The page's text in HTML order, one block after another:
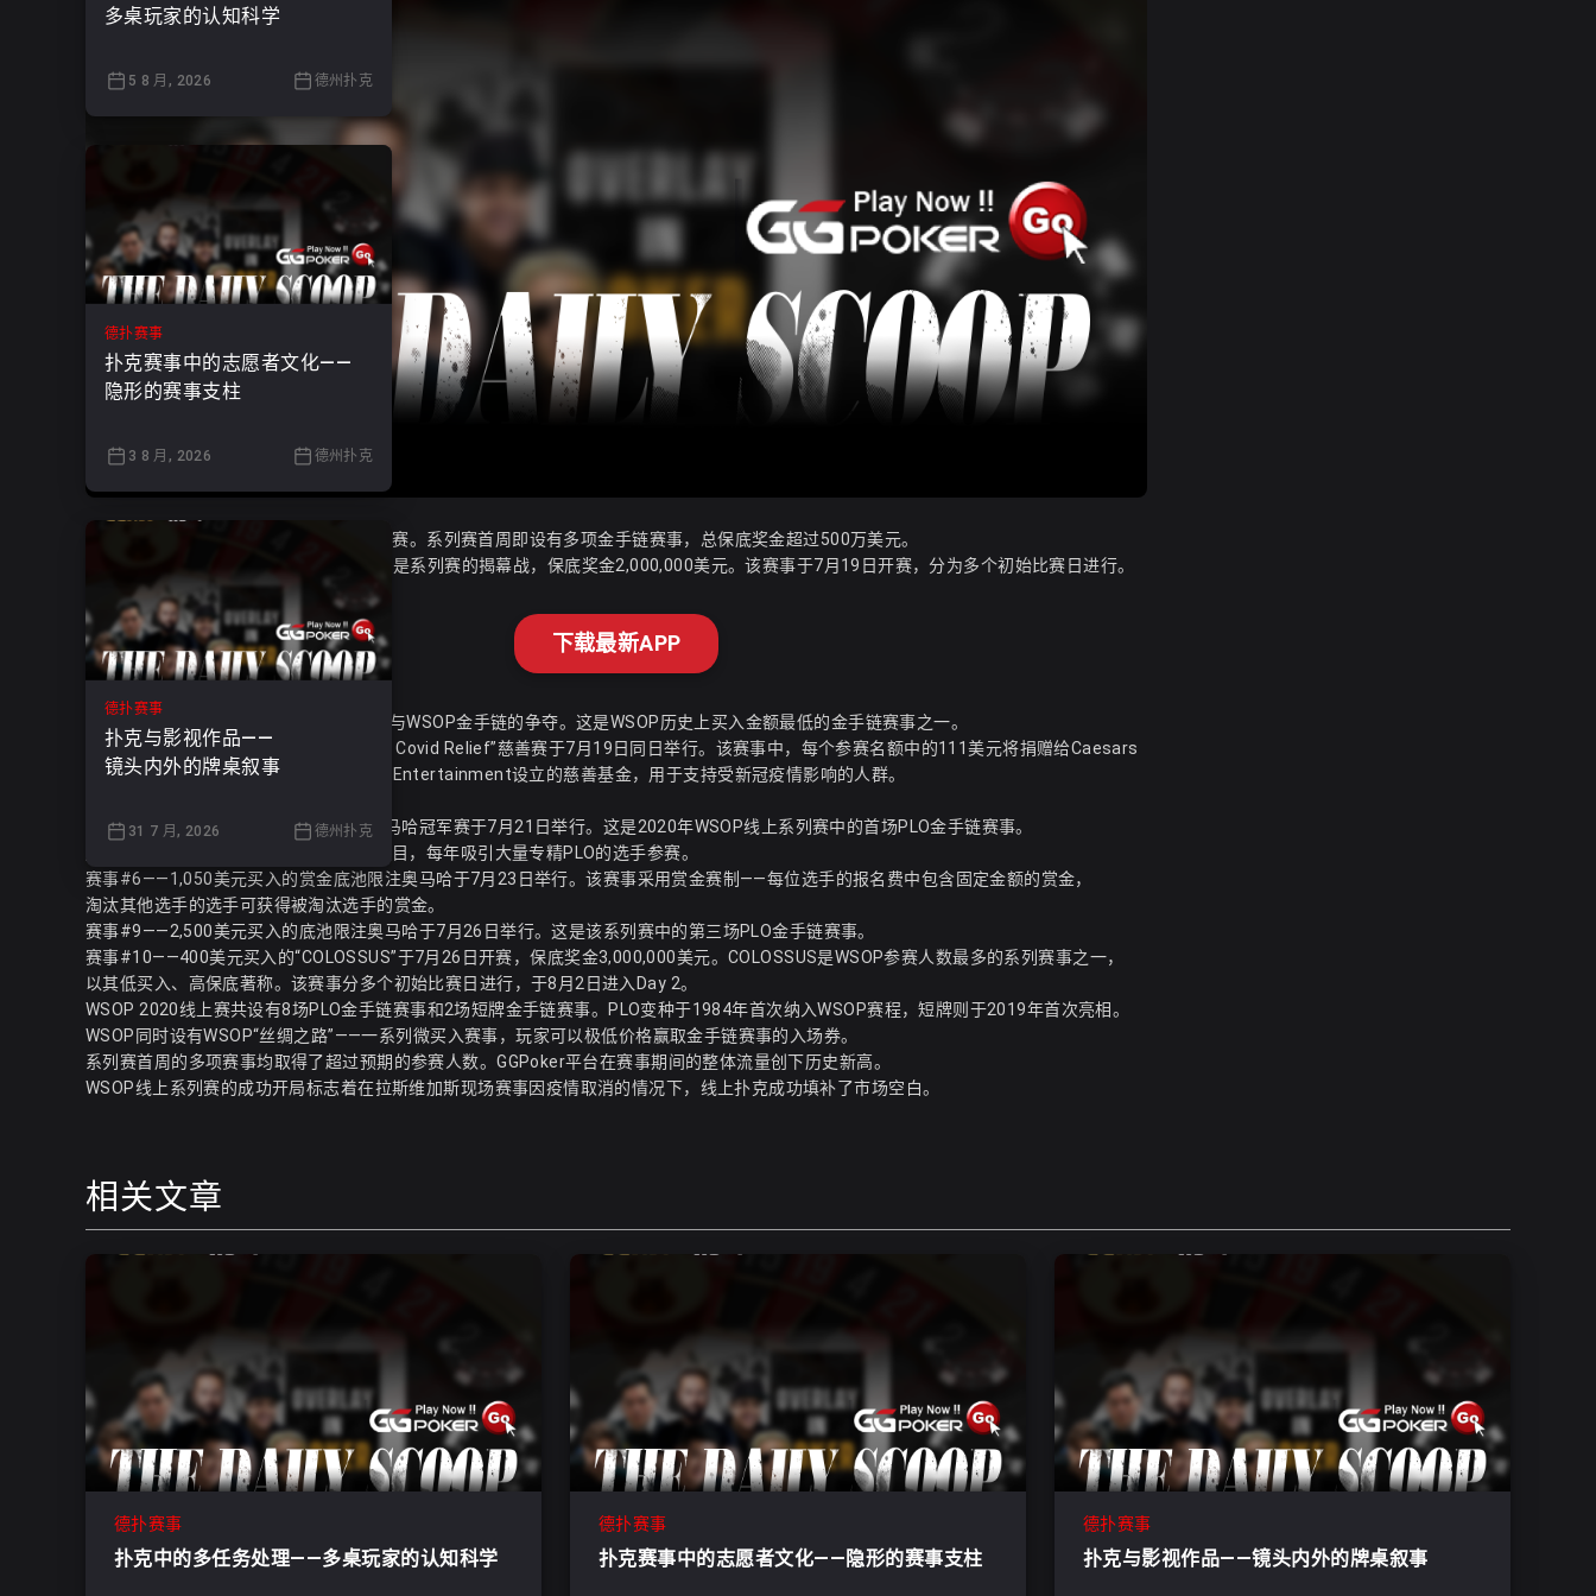
WSOP线上系列赛在GGPoker平台正式开赛。系列赛首周即设有多项金手链赛事，总保底奖金超过500万美元。
赛事#1——100美元买入的“The Opener”是系列赛的揭幕战，保底奖金2,000,000美元。该赛事于7月19日开赛，分为多个初始比赛日进行。
下载最新APP
100美元的低门槛吸引了大量业余选手参与WSOP金手链的争夺。这是WSOP历史上买入金额最低的金手链赛事之一。
赛事#2——1,111美元买入的“Every 1 for Covid Relief”慈善赛于7月19日同日举行。该赛事中，每个参赛名额中的111美元将捐赠给Caesars
Cares基金。Caesars Cares是Caesars Entertainment设立的慈善基金，用于支持受新冠疫情影响的人群。
赛事#4——5,000美元买入的底池限注奥马哈冠军赛于7月21日举行。这是2020年WSOP线上系列赛中的首场PLO金手链赛事。
底池限注奥马哈是WSOP赛程中的重要项目，每年吸引大量专精PLO的选手参赛。
赛事#6——1,050美元买入的赏金底池限注奥马哈于7月23日举行。该赛事采用赏金赛制——每位选手的报名费中包含固定金额的赏金，
淘汰其他选手的选手可获得被淘汰选手的赏金。
赛事#9——2,500美元买入的底池限注奥马哈于7月26日举行。这是该系列赛中的第三场PLO金手链赛事。
赛事#10——400美元买入的“COLOSSUS”于7月26日开赛，保底奖金3,000,000美元。COLOSSUS是WSOP参赛人数最多的系列赛事之一，
以其低买入、高保底著称。该赛事分多个初始比赛日进行，于8月2日进入Day 2。
WSOP 2020线上赛共设有8场PLO金手链赛事和2场短牌金手链赛事。PLO变种于1984年首次纳入WSOP赛程，短牌则于2019年首次亮相。
WSOP同时设有WSOP“丝绸之路”——一系列微买入赛事，玩家可以极低价格赢取金手链赛事的入场券。
系列赛首周的多项赛事均取得了超过预期的参赛人数。GGPoker平台在赛事期间的整体流量创下历史新高。
WSOP线上系列赛的成功开局标志着在拉斯维加斯现场赛事因疫情取消的情况下，线上扑克成功填补了市场空白。
相关文章
德扑赛事
扑克中的多任务处理——多桌玩家的认知科学
德扑赛事
扑克赛事中的志愿者文化——隐形的赛事支柱
德扑赛事
扑克与影视作品——镜头内外的牌桌叙事
多桌玩家的认知科学
5 8 月, 2026 德州扑克
德扑赛事
扑克赛事中的志愿者文化——
隐形的赛事支柱
3 8 月, 2026 德州扑克
德扑赛事
扑克与影视作品——
镜头内外的牌桌叙事
31 7 月, 2026 德州扑克